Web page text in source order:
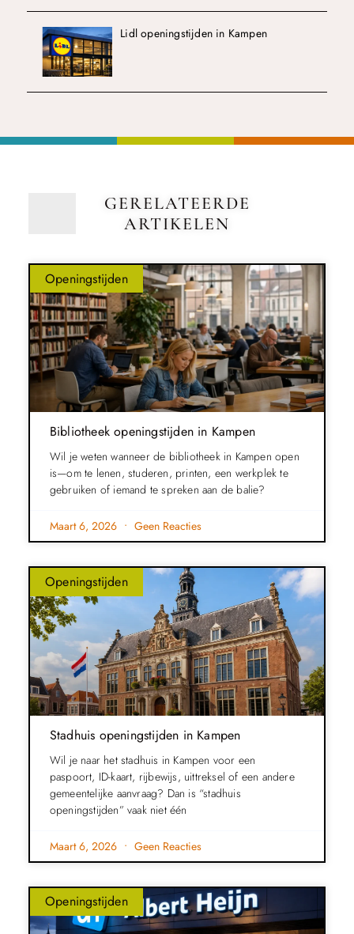
Lidl openingstijden in Kampen
GERELATEERDE
ARTIKELEN
Openingstijden
Bibliotheek openingstijden in Kampen
Wil je weten wanneer de bibliotheek in Kampen open
is—om te lenen, studeren, printen, een werkplek te
gebruiken of iemand te spreken aan de balie?
Maart 6, 2026 Geen Reacties
Openingstijden
Stadhuis openingstijden in Kampen
Wil je naar het stadhuis in Kampen voor een
paspoort, ID-kaart, rijbewijs, uittreksel of een andere
gemeentelijke aanvraag? Dan is “stadhuis
openingstijden” vaak niet één
Maart 6, 2026 Geen Reacties
Openingstijden